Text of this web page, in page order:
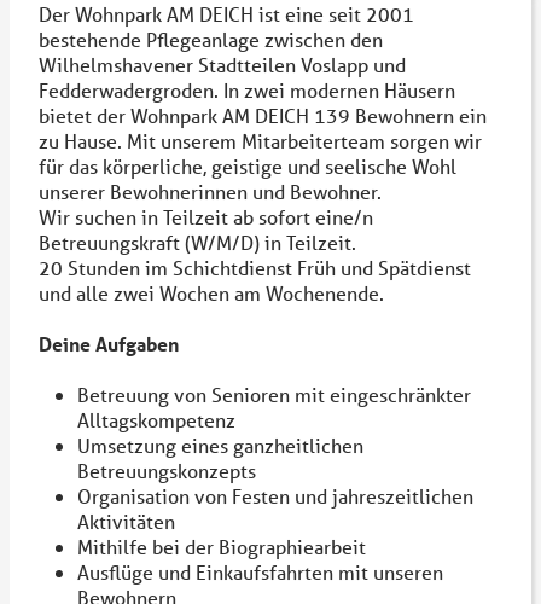
Der Wohnpark AM DEICH ist eine seit 2001
bestehende Pflegeanlage zwischen den
Wilhelmshavener Stadtteilen Voslapp und
Fedderwadergroden. In zwei modernen Häusern
bietet der Wohnpark AM DEICH 139 Bewohnern ein
zu Hause. Mit unserem Mitarbeiterteam sorgen wir
für das körperliche, geistige und seelische Wohl
unserer Bewohnerinnen und Bewohner.
Wir suchen in Teilzeit ab sofort eine/n
Betreuungskraft (W/M/D) in Teilzeit.
20 Stunden im Schichtdienst Früh und Spätdienst
und alle zwei Wochen am Wochenende.
Deine Aufgaben
Betreuung von Senioren mit eingeschränkter
Alltagskompetenz
Umsetzung eines ganzheitlichen
Betreuungskonzepts
Organisation von Festen und jahreszeitlichen
Aktivitäten
Mithilfe bei der Biographiearbeit
Ausflüge und Einkaufsfahrten mit unseren
Bewohnern